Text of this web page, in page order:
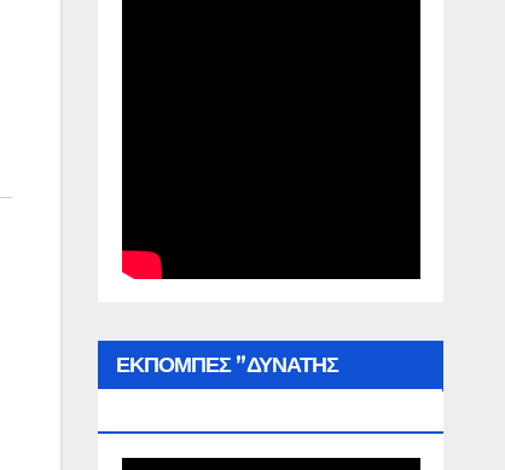
ΕΚΠΟΜΠΕΣ ”ΔΥΝΑΤΗΣ